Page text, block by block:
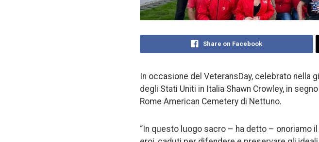
Share on Facebook
In occasione del VeteransDay, celebrato nella
degli Stati Uniti in Italia Shawn Crowley, in
Rome American Cemetery di Nettuno.
“In questo luogo sacro – ha detto – onoriamo